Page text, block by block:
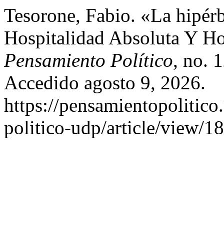
Tesorone, Fabio. «La
Hospitalidad Absoluta Y
Pensamiento Político, no.
Accedido agosto 9, 2026.
https://
politico-udp/article/view/